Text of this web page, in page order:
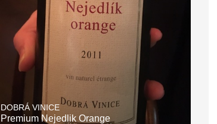
DOBRÁ VINICE
Premium Nejedlik Orange